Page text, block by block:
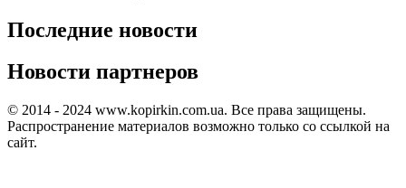
Последние новости
Новости партнеров
© 2014 - 2024 www.kopirkin.com.ua. Все права защищены.
Распространение материалов возможно только со ссылкой на
сайт.